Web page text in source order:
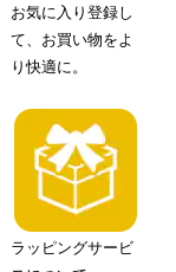
お気に入り登録し
て、お買い物をよ
り快適に。
ラッピングサービ